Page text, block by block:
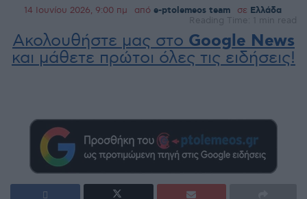
14 Ιουνίου 2026, 9:00 πμ από e-ptolemeos team σε Ελλάδα
Reading Time: 1 min read
Ακολουθήστε μας στο Google News
και μάθετε πρώτοι όλες τις ειδήσεις!